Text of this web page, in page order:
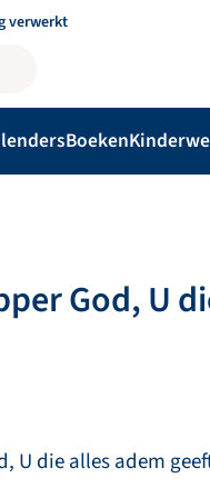
verwerkt
Boeken
God, U
U die alles adem